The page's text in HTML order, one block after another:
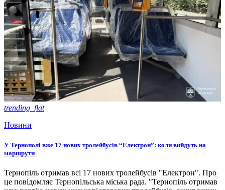
trending_flat
Новини
У Тернополі вже 17 нових тролейбусів “Електрон”: коли вийдуть на
маршрути
Тернопіль отримав всі 17 нових тролейбусів "Електрон". Про
це повідомляє Тернопільська міська рада. "Тернопіль отримав